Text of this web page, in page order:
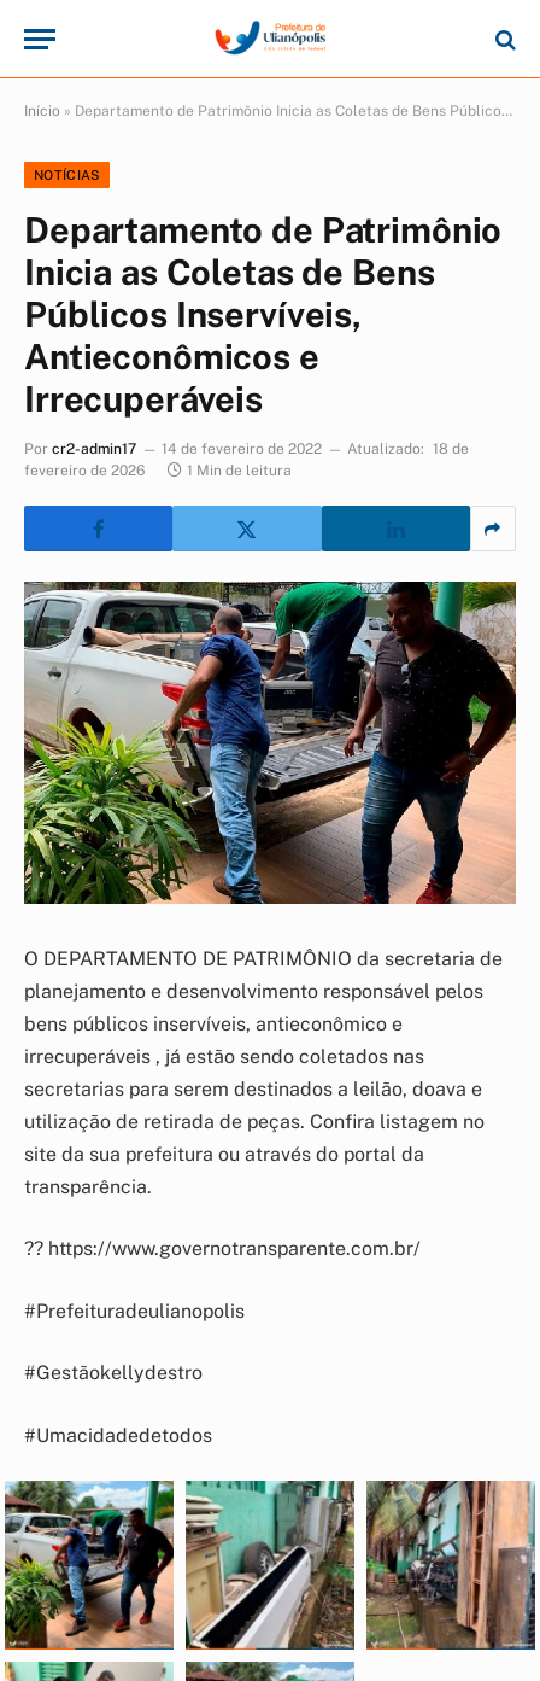
Início » Departamento de Patrimônio Inicia as Coletas de Bens Públicos Inservíveis, Antieconômicos e Irrecuperáveis
NOTÍCIAS
Departamento de Patrimônio
Inicia as Coletas de Bens
Públicos Inservíveis,
Antieconômicos e
Irrecuperáveis
Por cr2-admin17 14 de fevereiro de 2022 Atualizado: 18 de
fevereiro de 2026
1 Min de leitura
O DEPARTAMENTO DE PATRIMÔNIO da secretaria de
planejamento e desenvolvimento responsável pelos
bens públicos inservíveis, antieconômico e
irrecuperáveis , já estão sendo coletados nas
secretarias para serem destinados a leilão, doava e
utilização de retirada de peças. Confira listagem no
site da sua prefeitura ou através do portal da
transparência.
?? https://www.governotransparente.com.br/
#Prefeituradeulianopolis
#Gestãokellydestro
#Umacidadedetodos